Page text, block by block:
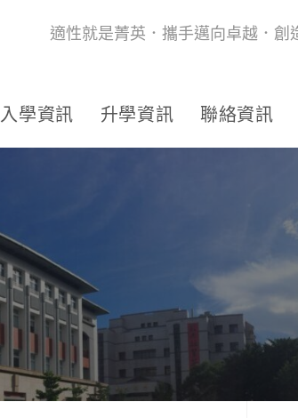
適性就是菁英．攜手邁向卓越．創
入學資訊 升學資訊 聯絡資訊